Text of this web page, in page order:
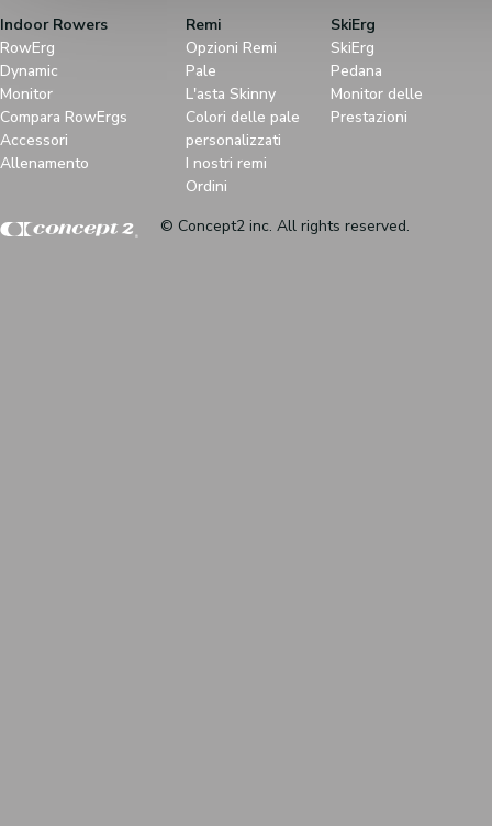
Indoor Rowers
RowErg
Dynamic
Monitor
Compara RowErgs
Accessori
Allenamento
Remi
Opzioni Remi
Pale
L'asta Skinny
Colori delle pale
personalizzati
I nostri remi
Ordini
SkiErg
SkiErg
Pedana
Monitor delle
Prestazioni
© Concept2 inc. All rights reserved.